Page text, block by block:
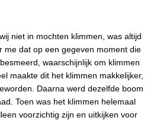
niet in mochten klimmen, was altijd
me dat op een gegeven moment die
waarschijnlijk om klimmen
maakte dit het klimmen makkelijker,
Daarna werd dezelfde boom
Toen was het klimmen helemaal
voorzichtig zijn en uitkijken voor